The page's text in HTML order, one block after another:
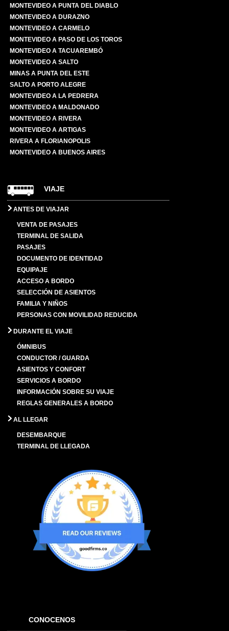
MONTEVIDEO A PUNTA DEL DIABLO
MONTEVIDEO A DURAZNO
MONTEVIDEO A CARMELO
MONTEVIDEO A PASO DE LOS TOROS
MONTEVIDEO A TACUAREMBÓ
MONTEVIDEO A SALTO
MINAS A PUNTA DEL ESTE
SALTO A PORTO ALEGRE
MONTEVIDEO A LA PEDRERA
MONTEVIDEO A MALDONADO
MONTEVIDEO A RIVERA
MONTEVIDEO A ARTIGAS
RIVERA A FLORIANOPOLIS
MONTEVIDEO A BUENOS AIRES
VIAJE
ANTES DE VIAJAR
VENTA DE PASAJES
TERMINAL DE SALIDA
PASAJES
DOCUMENTO DE IDENTIDAD
EQUIPAJE
ACCESO A BORDO
SELECCIÓN DE ASIENTOS
FAMILIA Y NIÑOS
PERSONAS CON MOVILIDAD REDUCIDA
DURANTE EL VIAJE
ÓMNIBUS
CONDUCTOR / GUARDA
ASIENTOS Y CONFORT
SERVICIOS A BORDO
INFORMACIÓN SOBRE SU VIAJE
REGLAS GENERALES A BORDO
AL LLEGAR
DESEMBARQUE
TERMINAL DE LLEGADA
CONOCENOS